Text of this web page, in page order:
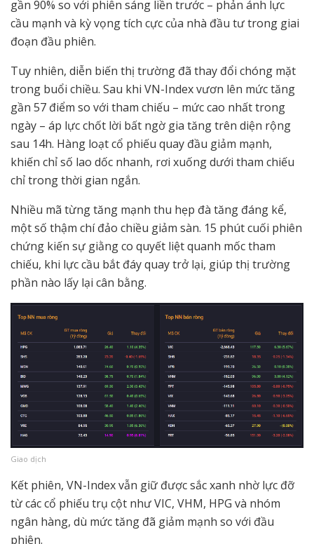
gần 90% so với phiên sáng liền trước – phản ánh lực
cầu mạnh và kỳ vọng tích cực của nhà đầu tư trong giai
đoạn đầu phiên.
Tuy nhiên, diễn biến thị trường đã thay đổi chóng mặt
trong buổi chiều. Sau khi VN-Index vươn lên mức tăng
gần 57 điểm so với tham chiếu – mức cao nhất trong
ngày – áp lực chốt lời bất ngờ gia tăng trên diện rộng
sau 14h. Hàng loạt cổ phiếu quay đầu giảm mạnh,
khiến chỉ số lao dốc nhanh, rơi xuống dưới tham chiếu
chỉ trong thời gian ngắn.
Nhiều mã từng tăng mạnh thu hẹp đà tăng đáng kể,
một số thậm chí đảo chiều giảm sàn. 15 phút cuối phiên
chứng kiến sự giằng co quyết liệt quanh mốc tham
chiếu, khi lực cầu bắt đáy quay trở lại, giúp thị trường
phần nào lấy lại cân bằng.
Giao dịch
Kết phiên, VN-Index vẫn giữ được sắc xanh nhờ lực đỡ
từ các cổ phiếu trụ cột như VIC, VHM, HPG và nhóm
ngân hàng, dù mức tăng đã giảm mạnh so với đầu
phiên.